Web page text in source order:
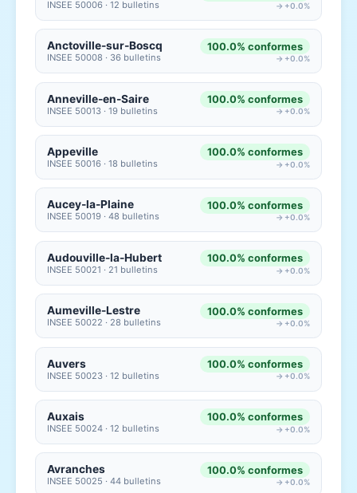
INSEE 50006 · 12 bulletins → +0.0%
Anctoville-sur-Boscq
INSEE 50008 · 36 bulletins
100.0% conformes
→ +0.0%
Anneville-en-Saire
INSEE 50013 · 19 bulletins
100.0% conformes
→ +0.0%
Appeville
INSEE 50016 · 18 bulletins
100.0% conformes
→ +0.0%
Aucey-la-Plaine
INSEE 50019 · 48 bulletins
100.0% conformes
→ +0.0%
Audouville-la-Hubert
INSEE 50021 · 21 bulletins
100.0% conformes
→ +0.0%
Aumeville-Lestre
INSEE 50022 · 28 bulletins
100.0% conformes
→ +0.0%
Auvers
INSEE 50023 · 12 bulletins
100.0% conformes
→ +0.0%
Auxais
INSEE 50024 · 12 bulletins
100.0% conformes
→ +0.0%
Avranches
INSEE 50025 · 44 bulletins
100.0% conformes
→ +0.0%